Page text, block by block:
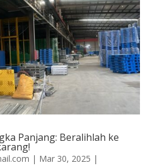
Panjang: Beralihlah ke
| Mar 30, 2025 |